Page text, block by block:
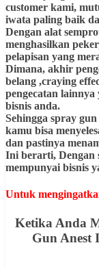
customer kami,
iwata paling baik
Dengan alat
menghasilkan
pelapisan yang
Dimana, akhir
belang ,craying
pengecatan
bisnis anda.
Sehingga spray
kamu bisa
dan pastinya
Ini berarti, Dengan
mempunyai bisnis
Untuk
Ketika Anda
Gun Anest